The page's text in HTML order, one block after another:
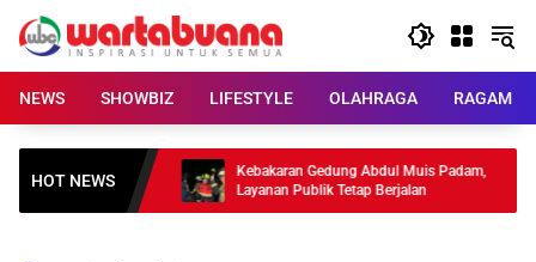
content
NEWS
SHOWBIZ LIFESTYLE OLAHRAGA RAGAM
HOT NEWS
Rilis Lagu
Kebakaran Gedung Abdul Muis Padam,
Layanan Publik Tetap Berjalan